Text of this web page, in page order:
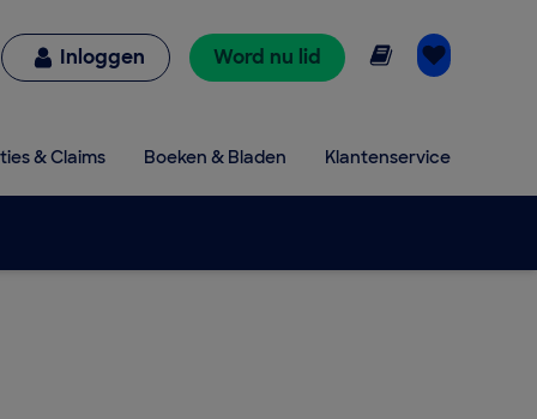
Inloggen Word nu lid Online lezen
& Claims Boeken & Bladen Klantenservice